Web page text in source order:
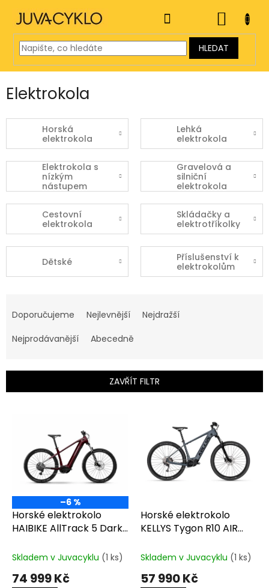
obsah
HLEDAT
KOŠÍK
Elektrokola
Horská
elektrokola
Lehká
elektrokola
Elektrokola s
nízkým
nástupem
Gravelová a
silniční
elektrokola
Cestovní
elektrokola
Skládačky a
elektrotříkolky
Dětské
Příslušenství k
elektrokolům
a
e
í
r
Doporučujeme Nejlevnější
Nejdražší
Nejprodávanější
Abecedně
ZAVŘÍT FILTR
d
–6 %
Horské elektrokolo
HAIBIKE AllTrack 5 Dark
Skladem v Juvacyklu (1 ks)
74 999 Kč
Horské elektrokolo
KELLYS Tygon R10 AIR
Skladem v Juvacyklu (1 ks)
57 990 Kč